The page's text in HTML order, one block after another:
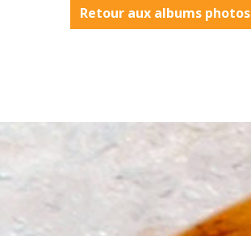
Retour aux albums photos